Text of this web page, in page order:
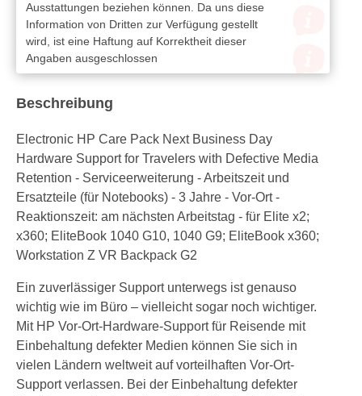
Ausstattungen beziehen können. Da uns diese
Information von Dritten zur Verfügung gestellt
wird, ist eine Haftung auf Korrektheit dieser
Angaben ausgeschlossen
Beschreibung
Electronic HP Care Pack Next Business Day
Hardware Support for Travelers with Defective Media
Retention - Serviceerweiterung - Arbeitszeit und
Ersatzteile (für Notebooks) - 3 Jahre - Vor-Ort -
Reaktionszeit: am nächsten Arbeitstag - für Elite x2;
x360; EliteBook 1040 G10, 1040 G9; EliteBook x360;
Workstation Z VR Backpack G2
Ein zuverlässiger Support unterwegs ist genauso
wichtig wie im Büro – vielleicht sogar noch wichtiger.
Mit HP Vor-Ort-Hardware-Support für Reisende mit
Einbehaltung defekter Medien können Sie sich in
vielen Ländern weltweit auf vorteilhaften Vor-Ort-
Support verlassen. Bei der Einbehaltung defekter